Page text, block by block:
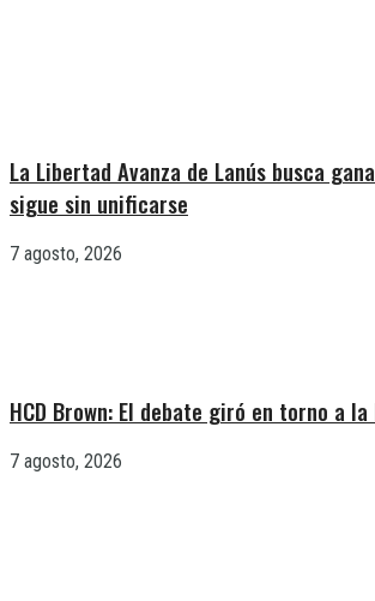
La Libertad Avanza de Lanús busca
sigue sin unificarse
7 agosto, 2026
HCD Brown: El debate giró en torno a
7 agosto, 2026